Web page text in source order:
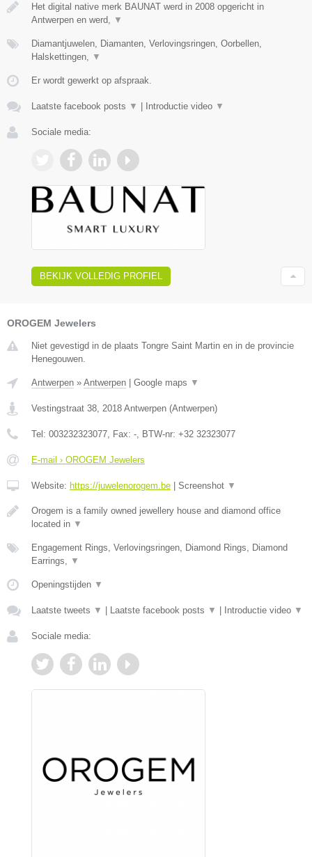
Het digital native merk BAUNAT werd in 2008 opgericht in
Antwerpen en werd,
▼
Diamantjuwelen, Diamanten, Verlovingsringen, Oorbellen,
Halskettingen,
▼
Er wordt gewerkt op afspraak.
Laatste facebook posts ▼ Introductie video ▼
Sociale media:
BEKIJK VOLLEDIG PROFIEL
OROGEM Jewelers
Niet gevestigd in de plaats Tongre Saint Martin en in de provincie
Henegouwen.
Antwerpen » Antwerpen Google maps ▼
Vestingstraat 38, 2018 Antwerpen (Antwerpen)
Tel: 003232323077, Fax: -, BTW-nr: +32 32323077
E-mail › OROGEM Jewelers
Website: https://juwelenorogem.be Screenshot ▼
Orogem is a family owned jewellery house and diamond office
located in ▼
Engagement Rings, Verlovingsringen, Diamond Rings, Diamond
Earrings, ▼
Openingstijden ▼
Laatste tweets ▼ Laatste facebook posts ▼ Introductie video ▼
Sociale media: